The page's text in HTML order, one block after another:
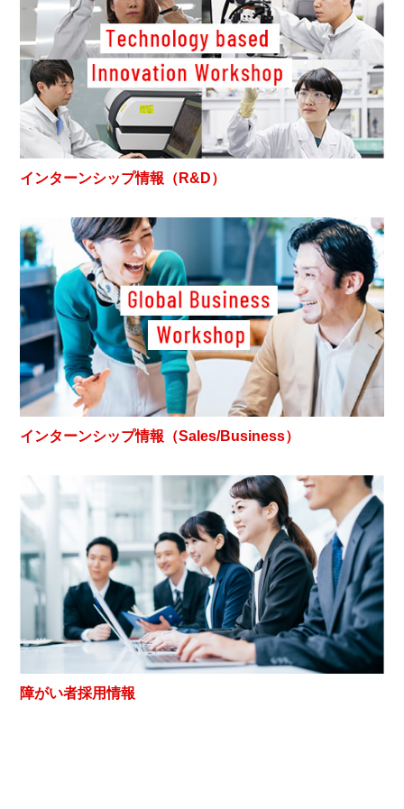
インターンシップ情報（R&D）
インターンシップ情報（Sales/Business）
障がい者採用情報